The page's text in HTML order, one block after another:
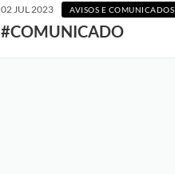
02 JUL 2023 AVISOS E COMUNICADOS
#COMUNICADO